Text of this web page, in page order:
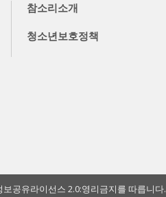
참소리소개
청소년보호정책
공유라이선스 2.0:영리금지를 따릅니다.